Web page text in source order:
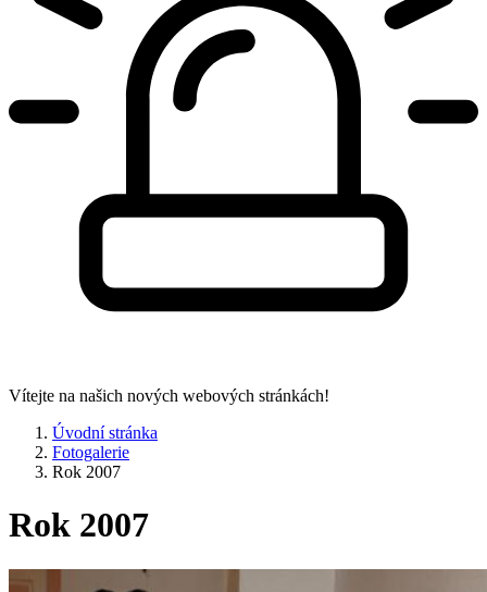
Vítejte na našich nových webových stránkách!
Úvodní stránka
Fotogalerie
Rok 2007
Rok 2007